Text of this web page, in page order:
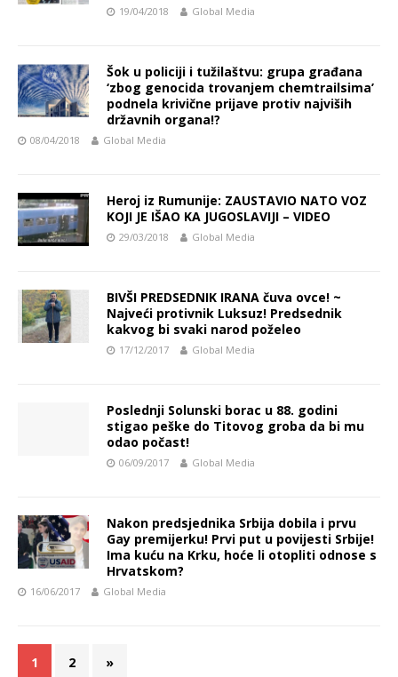
19/04/2018 Global Media
Šok u policiji i tužilaštvu: grupa građana
‘zbog genocida trovanjem chemtrailsima’
podnela krivične prijave protiv najviših
državnih organa!?
08/04/2018 Global Media
Heroj iz Rumunije: ZAUSTAVIO NATO VOZ
KOJI JE IŠAO KA JUGOSLAVIJI – VIDEO
29/03/2018 Global Media
BIVŠI PREDSEDNIK IRANA čuva ovce! ~
Najveći protivnik Luksuz! Predsednik
kakvog bi svaki narod poželeo
17/12/2017 Global Media
Poslednji Solunski borac u 88. godini
stigao peške do Titovog groba da bi mu
odao počast!
06/09/2017 Global Media
Nakon predsjednika Srbija dobila i prvu
Gay premijerku! Prvi put u povijesti Srbije!
Ima kuću na Krku, hoće li otopliti odnose s
Hrvatskom?
16/06/2017 Global Media
1 2 »